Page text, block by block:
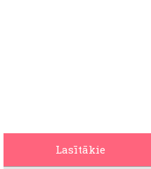
Lasītākie